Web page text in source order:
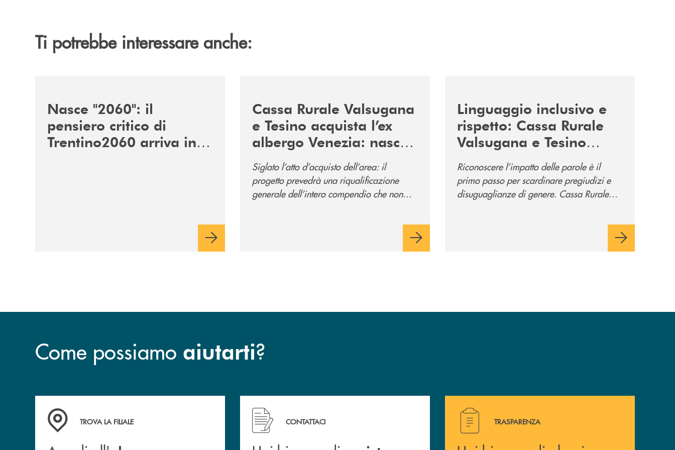
Ti potrebbe interessare anche:
Nasce "2060": il
pensiero critico di
Trentino2060 arriva in
Cassa Rurale Valsugana
e Tesino acquista l’ex
albergo Venezia: nasce
il nuovo polo
direzionale della banca
e al servizio della
Siglato l’atto d’acquisto dell’area: il
progetto prevedrà una riqualificazione
generale dell’intero compendio che non
Linguaggio inclusivo e
rispetto: Cassa Rurale
Valsugana e Tesino
promuove la campagna
“Tolleranza Zero”
Riconoscere l’impatto delle parole è il
primo passo per scardinare pregiudizi e
disuguaglianze di genere. Cassa Rurale
valori e influenzi direttamente la comunità
Come possiamo aiutarti?
Accedi all' elenco completo delle filiali .
TROVA LA FILIALE
Hai bisogno di assistenza immediata? Contattaci !
CONTATTACI
Hai bisogno di alcuni documenti ? Vai alla pagina della
TRASPARENZA